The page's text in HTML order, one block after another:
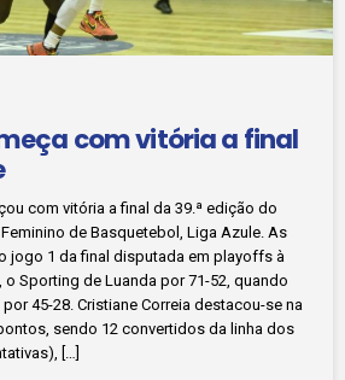
com vitória a final
com vitória a final da 39.ª edição do
de Basquetebol, Liga Azule. As
jogo 1 da final disputada em playoffs à
Sporting de Luanda por 71-52, quando
45-28. Cristiane Correia destacou-se na
sendo 12 convertidos da linha dos
[…]